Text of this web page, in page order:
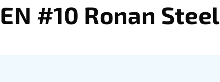
EN #10 Ronan Steel